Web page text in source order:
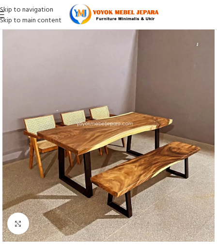
Skip to navigation
Skip to main content
Click to enlarge